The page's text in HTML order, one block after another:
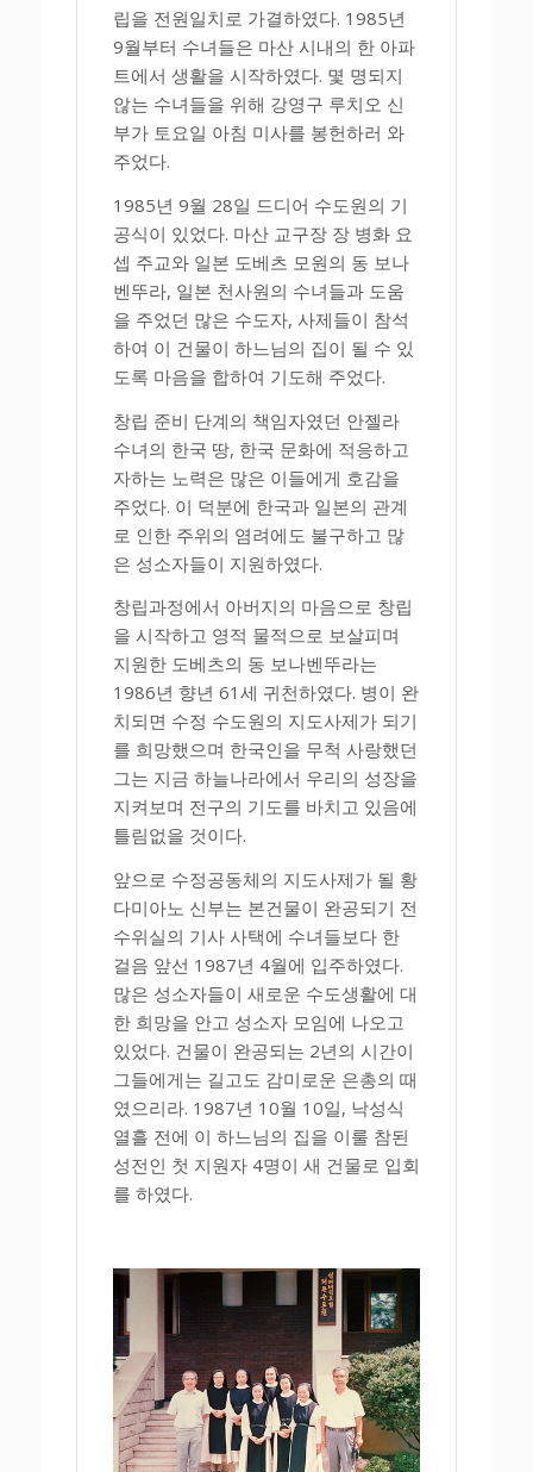
립을 전원일치로 가결하였다. 1985년
9월부터 수녀들은 마산 시내의 한 아파
트에서 생활을 시작하였다. 몇 명되지
않는 수녀들을 위해 강영구 루치오 신
부가 토요일 아침 미사를 봉헌하러 와
주었다.
1985년 9월 28일 드디어 수도원의 기
공식이 있었다. 마산 교구장 장 병화 요
셉 주교와 일본 도베츠 모원의 동 보나
벤뚜라, 일본 천사원의 수녀들과 도움
을 주었던 많은 수도자, 사제들이 참석
하여 이 건물이 하느님의 집이 될 수 있
도록 마음을 합하여 기도해 주었다.
창립 준비 단계의 책임자였던 안젤라
수녀의 한국 땅, 한국 문화에 적응하고
자하는 노력은 많은 이들에게 호감을
주었다. 이 덕분에 한국과 일본의 관계
로 인한 주위의 염려에도 불구하고 많
은 성소자들이 지원하였다.
창립과정에서 아버지의 마음으로 창립
을 시작하고 영적 물적으로 보살피며
지원한 도베츠의 동 보나벤뚜라는
1986년 향년 61세 귀천하였다. 병이 완
치되면 수정 수도원의 지도사제가 되기
를 희망했으며 한국인을 무척 사랑했던
그는 지금 하늘나라에서 우리의 성장을
지켜보며 전구의 기도를 바치고 있음에
틀림없을 것이다.
앞으로 수정공동체의 지도사제가 될 황
다미아노 신부는 본건물이 완공되기 전
수위실의 기사 사택에 수녀들보다 한
걸음 앞선 1987년 4월에 입주하였다.
많은 성소자들이 새로운 수도생활에 대
한 희망을 안고 성소자 모임에 나오고
있었다. 건물이 완공되는 2년의 시간이
그들에게는 길고도 감미로운 은총의 때
였으리라. 1987년 10월 10일, 낙성식
열흘 전에 이 하느님의 집을 이룰 참된
성전인 첫 지원자 4명이 새 건물로 입회
를 하였다.